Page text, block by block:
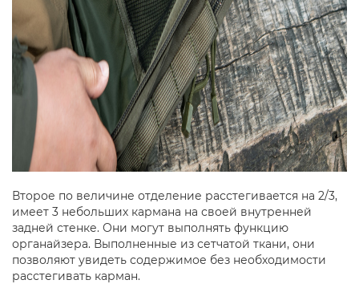
Второе по величине отделение расстегивается на 2/3,
имеет 3 небольших кармана на своей внутренней
задней стенке. Они могут выполнять функцию
органайзера. Выполненные из сетчатой ткани, они
позволяют увидеть содержимое без необходимости
расстегивать карман.